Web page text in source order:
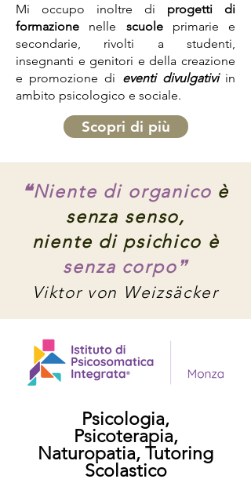
Mi occupo inoltre di progetti di
formazione nelle scuoleprimarie e
secondarie, rivolti a studenti,
insegnanti e genitori e della creazione
e promozione di eventi divulgativi in
ambito psicologico e sociale.
Scopri di più
❝Niente di organico è
senza senso,
niente di psichico è
senza corpo❞
Viktor von Weizsäcker
Psicologia,
Psicoterapia,
Naturopatia, Tutoring
Scolastico